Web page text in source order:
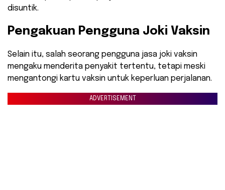
disuntik.
Pengakuan Pengguna Joki Vaksin
Selain itu, salah seorang pengguna jasa joki vaksin
mengaku menderita penyakit tertentu, tetapi meski
mengantongi kartu vaksin untuk keperluan perjalanan.
ADVERTISEMENT